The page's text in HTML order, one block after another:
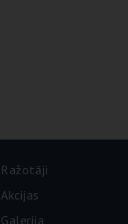
Ražotāji
Akcijas
Galerija